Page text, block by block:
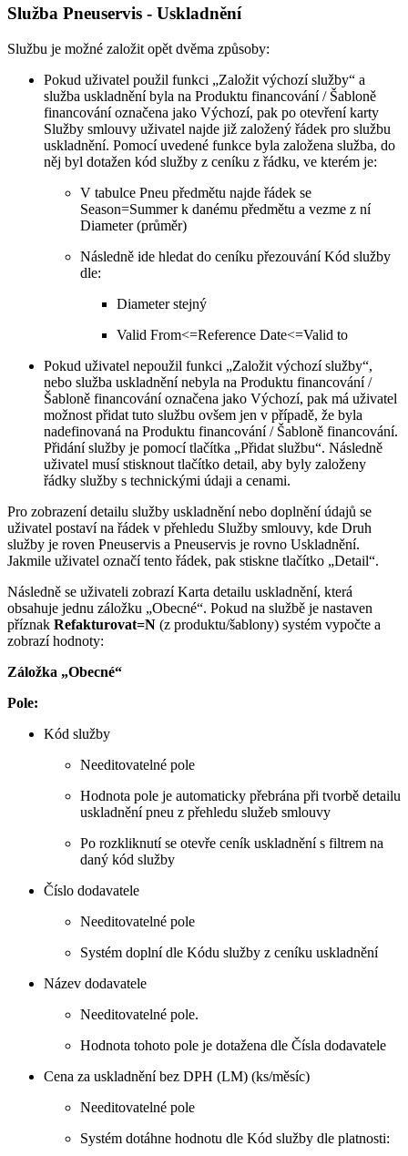
Služba Pneuservis - Uskladnění
Službu je možné založit opět dvěma způsoby:
Pokud uživatel použil funkci „Založit výchozí služby“ a
služba uskladnění byla na Produktu financování / Šabloně
financování označena jako Výchozí, pak po otevření karty
Služby smlouvy uživatel najde již založený řádek pro službu
uskladnění. Pomocí uvedené funkce byla založena služba, do
něj byl dotažen kód služby z ceníku z řádku, ve kterém je:
V tabulce Pneu předmětu najde řádek se
Season=Summer k danému předmětu a vezme z ní
Diameter (průměr)
Následně ide hledat do ceníku přezouvání Kód služby
dle:
Diameter stejný
Valid From<=Reference Date<=Valid to
Pokud uživatel nepoužil funkci „Založit výchozí služby“,
nebo služba uskladnění nebyla na Produktu financování /
Šabloně financování označena jako Výchozí, pak má uživatel
možnost přidat tuto službu ovšem jen v případě, že byla
nadefinovaná na Produktu financování / Šabloně financování.
Přidání služby je pomocí tlačítka „Přidat službu“. Následně
uživatel musí stisknout tlačítko detail, aby byly založeny
řádky služby s technickými údaji a cenami.
Pro zobrazení detailu služby uskladnění nebo doplnění údajů se
uživatel postaví na řádek v přehledu Služby smlouvy, kde Druh
služby je roven Pneuservis a Pneuservis je rovno Uskladnění.
Jakmile uživatel označí tento řádek, pak stiskne tlačítko „Detail“.
Následně se uživateli zobrazí Karta detailu uskladnění, která
obsahuje jednu záložku „Obecné“. Pokud na službě je nastaven
příznak Refakturovat=N (z produktu/šablony) systém vypočte a
zobrazí hodnoty:
Záložka „Obecné“
Pole:
Kód služby
Needitovatelné pole
Hodnota pole je automaticky přebrána při tvorbě detailu
uskladnění pneu z přehledu služeb smlouvy
Po rozkliknutí se otevře ceník uskladnění s filtrem na
daný kód služby
Číslo dodavatele
Needitovatelné pole
Systém doplní dle Kódu služby z ceníku uskladnění
Název dodavatele
Needitovatelné pole.
Hodnota tohoto pole je dotažena dle Čísla dodavatele
Cena za uskladnění bez DPH (LM) (ks/měsíc)
Needitovatelné pole
Systém dotáhne hodnotu dle Kód služby dle platnosti: